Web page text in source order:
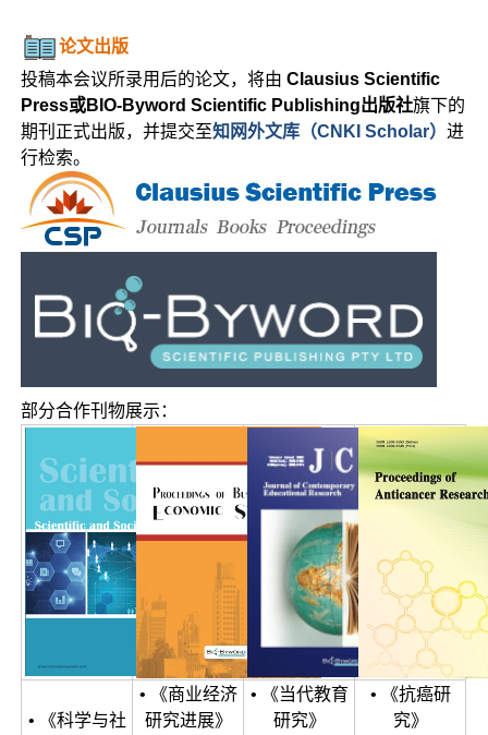
论文出版
投稿本会议所录用后的论文，将由Clausius Scientific
Press或BIO-Byword Scientific Publishing出版社旗下的
期刊正式出版，并提交至知网外文库（CNKI Scholar）进
行检索。
部分合作刊物展示：
• 《科学与社
• 《商业经济
研究进展》
• 《当代教育
研究》
• 《抗癌研
究》